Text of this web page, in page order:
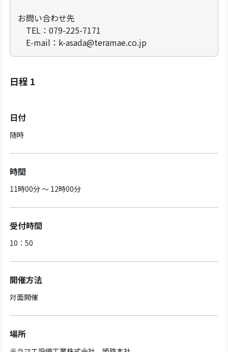
お問い合わせ先
TEL：079-225-7171
E-mail：k-asada@teramae.co.jp
日程 1
日付
随時
時間
11時00分 ～ 12時00分
受付時間
10：50
開催方法
対面開催
場所